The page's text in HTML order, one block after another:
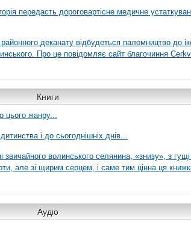
передасть дороговартісне медичне
деканату відбудеться паломництво до
Про це повідомляє сайт благочиння
Книги
цього жанру...
і до сьогоднішніх днів...
звичайного волинського селянина, «знизу», з
але зі щирим серцем, і саме тим цінна ця
Аудіо